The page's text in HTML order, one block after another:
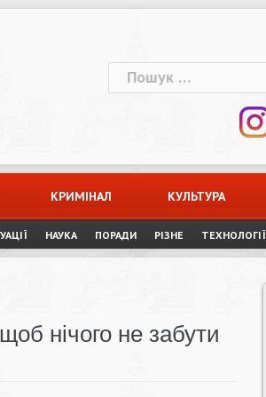
Пошук:
КРИМІНАЛ КУЛЬТУРА
НАУКА ПОРАДИ РІЗНЕ ТЕХНОЛОГІЇ
нічого не забути